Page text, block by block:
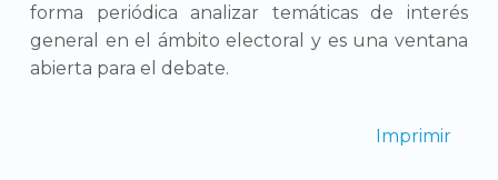
forma periódica analizar temáticas de interés
general en el ámbito electoral y es una ventana
abierta para el debate.
Imprimir